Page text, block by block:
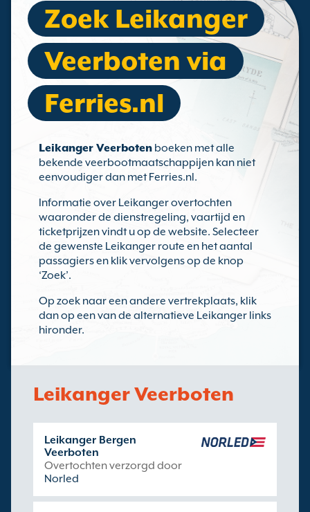
Zoek Leikanger
Veerboten via
Ferries.nl
Leikanger Veerboten boeken met alle
bekende veerbootmaatschappijen kan niet
eenvoudiger dan met Ferries.nl.
Informatie over Leikanger overtochten
waaronder de dienstregeling, vaartijd en
ticketprijzen vindt u op de website. Selecteer
de gewenste Leikanger route en het aantal
passagiers en klik vervolgens op de knop
‘Zoek’.
Op zoek naar een andere vertrekplaats, klik
dan op een van de alternatieve Leikanger links
hironder.
Leikanger Veerboten
Leikanger Bergen
Veerboten
Overtochten verzorgd door
Norled